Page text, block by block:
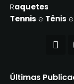
Raquetes
Tennis e Tênis
Últimas